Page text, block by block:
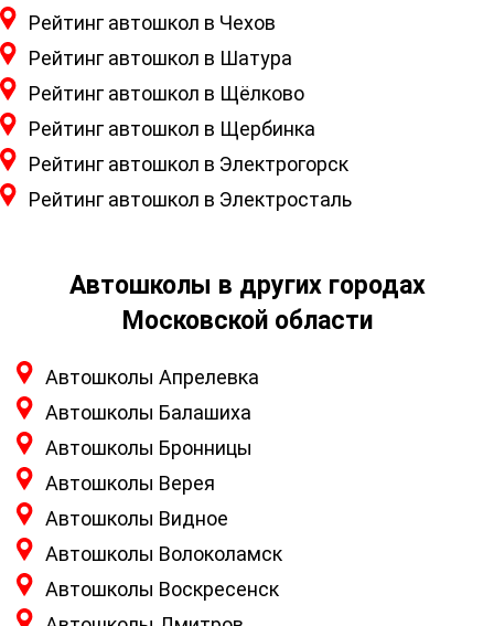
Рейтинг автошкол в Чехов
Рейтинг автошкол в Шатура
Рейтинг автошкол в Щёлково
Рейтинг автошкол в Щербинка
Рейтинг автошкол в Электрогорск
Рейтинг автошкол в Электросталь
Автошколы в других городах
Московской области
Автошколы Апрелевка
Автошколы Балашиха
Автошколы Бронницы
Автошколы Верея
Автошколы Видное
Автошколы Волоколамск
Автошколы Воскресенск